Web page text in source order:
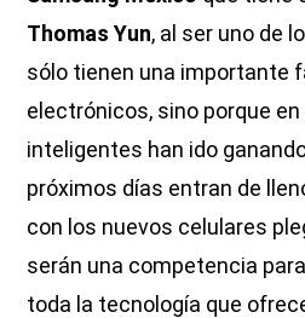
Thomas Yun, al ser uno de
sólo tienen una importante
electrónicos, sino porque
inteligentes han ido
próximos días entran de
con los nuevos celulares
serán una competencia
toda la tecnología que